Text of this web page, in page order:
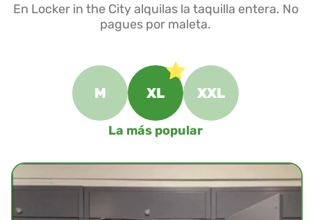
En Locker in the City alquilas la taquilla entera. No
pagues por maleta.
M XL XXL
La más popular